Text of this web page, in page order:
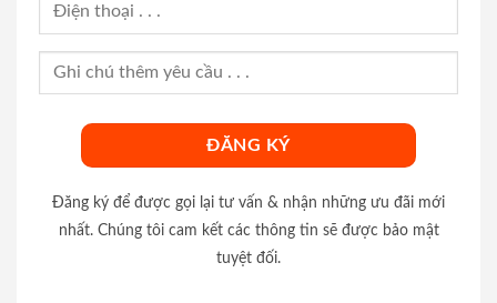
Đăng ký để được gọi lại tư vấn & nhận những ưu đãi mới
nhất. Chúng tôi cam kết các thông tin sẽ được bảo mật
tuyệt đối.